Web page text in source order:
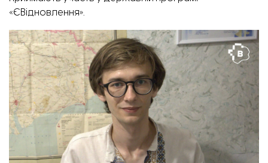
«ЄВідновлення».